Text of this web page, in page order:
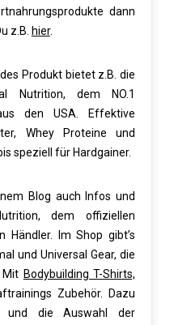
dann
z.B. hier.
Produkt bietet z.B. die
Nutrition, dem NO.1
den USA. Effektive
Whey Proteine und
speziell für Hardgainer.
Blog auch Infos und
dem offiziellen
Händler. Im Shop gibt’s
und Universal Gear, die
Mit Bodybuilding T-Shirts,
Zubehör. Dazu
und die Auswahl der